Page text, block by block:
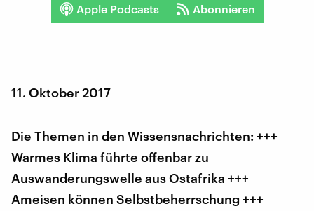
Apple Podcasts Abonnieren
11. Oktober 2017
Die Themen in den Wissensnachrichten: +++
Warmes Klima führte offenbar zu
Auswanderungswelle aus Ostafrika +++
Ameisen können Selbstbeherrschung +++